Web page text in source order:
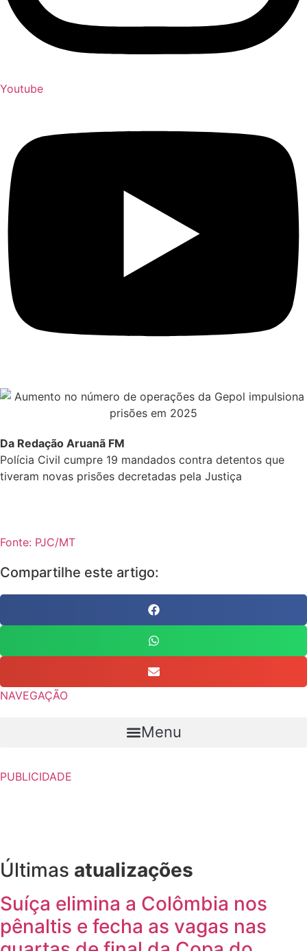
Youtube
Da Redação Aruanã FM
Polícia Civil cumpre 19 mandados contra detentos que
tiveram novas prisões decretadas pela Justiça
Fonte: PJC/MT
Compartilhe este artigo:
NAVEGAÇÃO
Menu
PUBLICIDADE
Últimas atualizações
Suíça elimina a Colômbia nos
pênaltis e fecha as vagas nas